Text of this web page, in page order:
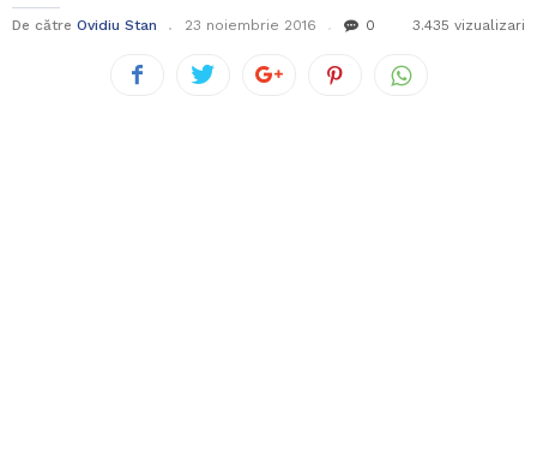
De către Ovidiu Stan 23 noiembrie 2016 0 3.435 vizualizari